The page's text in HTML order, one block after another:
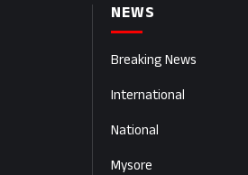
NEWS
Breaking News
International
National
Mysore